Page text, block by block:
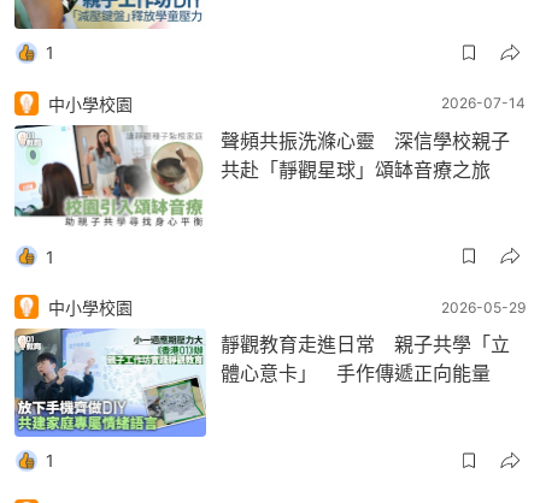
1
中小學校園 2026-07-14
聲頻共振洗滌心靈 深信學校親子
共赴「靜觀星球」頌缽音療之旅
1
中小學校園 2026-05-29
靜觀教育走進日常 親子共學「立
體心意卡」 手作傳遞正向能量
1